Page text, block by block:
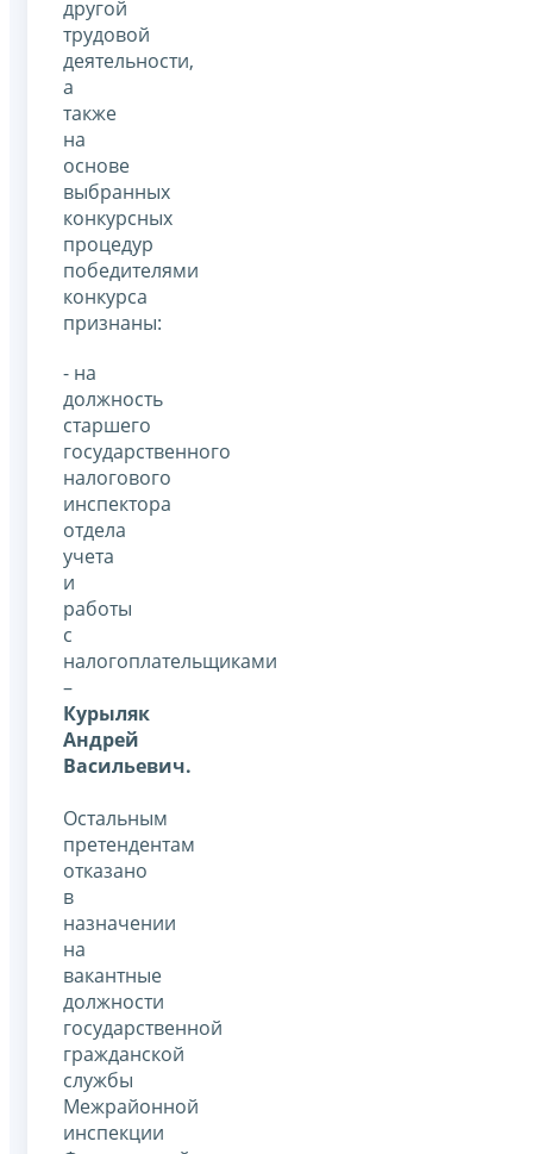
другой
трудовой
деятельности,
а
также
на
основе
выбранных
конкурсных
процедур
победителями
конкурса
признаны:
- на
должность
старшего
государственного
налогового
инспектора
отдела
учета
и
работы
с
налогоплательщиками
–
Курыляк
Андрей
Васильевич.
Остальным
претендентам
отказано
в
назначении
на
вакантные
должности
государственной
гражданской
службы
Межрайонной
инспекции